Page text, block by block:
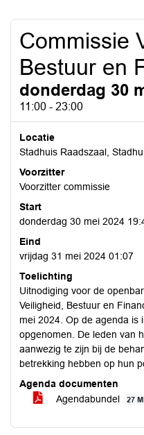
Commissie
Bestuur en
donderdag 30
11:00 - 23:00
Locatie
Stadhuis Raadszaal,
Voorzitter
Voorzitter commissie
Start
donderdag 30 mei 2024
Eind
vrijdag 31 mei 2024 01:07
Toelichting
Uitnodiging voor de
Veiligheid, Bestuur en
mei 2024. Op de agenda is
opgenomen. De leden van
aanwezig te zijn bij de
betrekking hebben op hun
Agenda documenten
Agendabundel
27